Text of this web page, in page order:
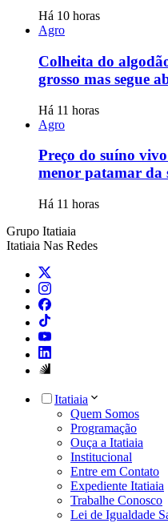
Há 10 horas
Agro
Colheita do
grosso mas segue
Há 11 horas
Agro
Preço do suíno
menor patamar da
Há 11 horas
Grupo Itatiaia
Itatiaia Nas Redes
Itatiaia
Quem Somos
Programação
Ouça a Itatiaia
Institucional
Entre em Contato
Expediente Itatiaia
Trabalhe Conosco
Lei de Igualdade